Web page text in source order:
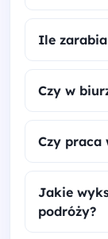
Ile
Czy w
Czy praca
Jakie
podróży?